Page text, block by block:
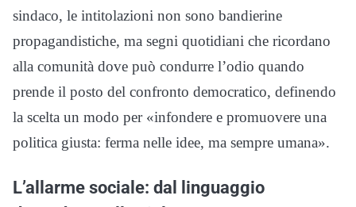
sindaco, le intitolazioni non sono bandierine
propagandistiche, ma segni quotidiani che ricordano
alla comunità dove può condurre l’odio quando
prende il posto del confronto democratico, definendo
la scelta un modo per «infondere e promuovere una
politica giusta: ferma nelle idee, ma sempre umana».
L’allarme sociale: dal linguaggio